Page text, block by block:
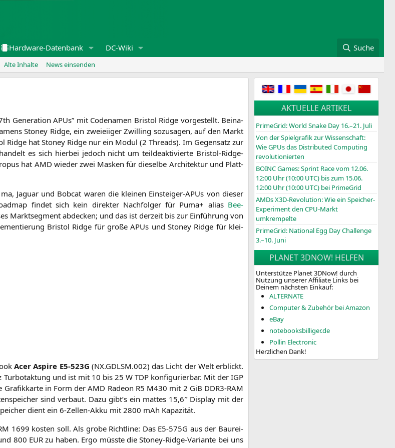
Hardware-Datenbank DC-Wiki Suche
Alte Inhalte News einsenden
Gene­ra­ti­on APUs” mit Code­na­men Bris­tol Ridge vor­ge­stellt. Bei­na­
Stoney Ridge, ein zwei­ei­iger Zwil­ling sozu­sa­gen, auf den Markt
hat Stoney Ridge nur ein Modul (2 Threads). Im Gegen­satz zur
es sich hier­bei jedoch nicht um teil­de­ak­ti­vier­te Bris­tol-Ridge-
hat AMD wie­der zwei Mas­ken für die­sel­be Archi­tek­tur und Platt­
Jagu­ar und Bob­cat waren die klei­nen Ein­stei­ger-APUs von die­ser
fin­det sich kein direk­ter Nach­fol­ger für Puma+ ali­as Bee­
Markt­seg­ment abde­cken; und das ist der­zeit bis zur Ein­füh­rung von
Bris­tol Ridge für gro­ße APUs und Stoney Ridge für klei­
Acer Aspi­re E5-523G (NX.GDLSM.002) das Licht der Welt erblickt.
Tur­bo­tak­tung und ist mit 10 bis 25 W TDPkon­fi­gu­rier­bar. Mit derIGP
Gra­fik­kar­te in Form derAMD Rade­on R5 M430 mit 2 GiB DDR3-RAM
sind ver­baut. Dazu gibt’s ein mat­tes 15,6″ Dis­play mit der
dient ein 6‑Zel­len-Akku mit 2800 mAh Kapazität.
1699 kos­ten soll. Als gro­be Richt­li­ne: Das E5-575G aus der Bau­rei­
800 EUR zu haben. Ergo müss­te die Stoney-Ridge-Vari­an­te bei uns
AKTUELLE ARTIKEL
PrimeGrid: World Snake Day 16.–21. Juli
Von der Spielgrafik zur Wissenschaft:
Wie GPUs das Distributed Computing
revolutionierten
BOINCGames: Sprint Race vom 12.06.
12:00 Uhr (10:00 UTC) bis zum 15.06.
12:00 Uhr (10:00 UTC) bei PrimeGrid
AMDs X3D-Revolution: Wie ein Speicher-
Experiment den CPU-Markt
umkrempelte
PrimeGrid: National Egg Day Challenge
3.–10. Juni
PLANET 3DNOW! HELFEN
Unterstütze Planet 3DNow! durch
Nutzung unserer Affiliate Links bei
Deinem nächsten Einkauf:
ALTERNATE
Computer & Zubehör bei Amazon
eBay
notebooksbilliger.de
Pollin Electronic
Herzlichen Dank!